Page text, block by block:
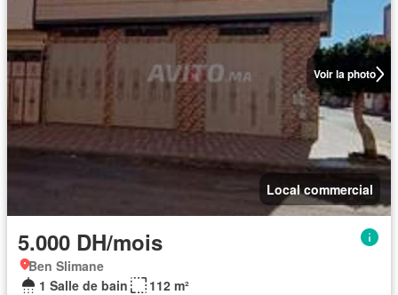
Voir la photo
Local commercial
5.000 DH/mois
Ben Slimane
1 Salle de bain
112 m²